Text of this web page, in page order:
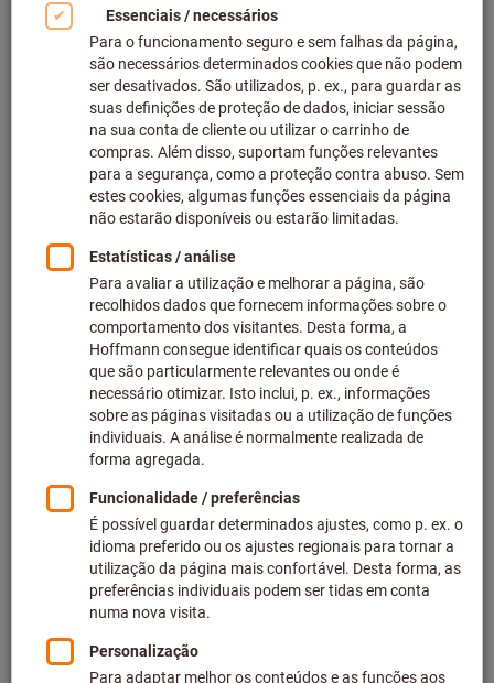
fazer!
Seja honesto - algumas tarefas são realmente difíceis! Está
à procura de uma forma de tornar até as tarefas menos
apelativas - e por vezes incrivelmente desafiantes - mais
seguras e mais simples (para si ou para os outros)? Está à
procura de informações sobre as causas da poeira, do ruído
e das vibrações e como as evitar? O nosso guia gratuito
contém tudo o que precisa de saber sobre exposição e
valores de desencadeamento e explica como se pode
proteger a si próprio e/ou aos seus empregados.
Partículas e sujidade: proteção eficaz contra o pó